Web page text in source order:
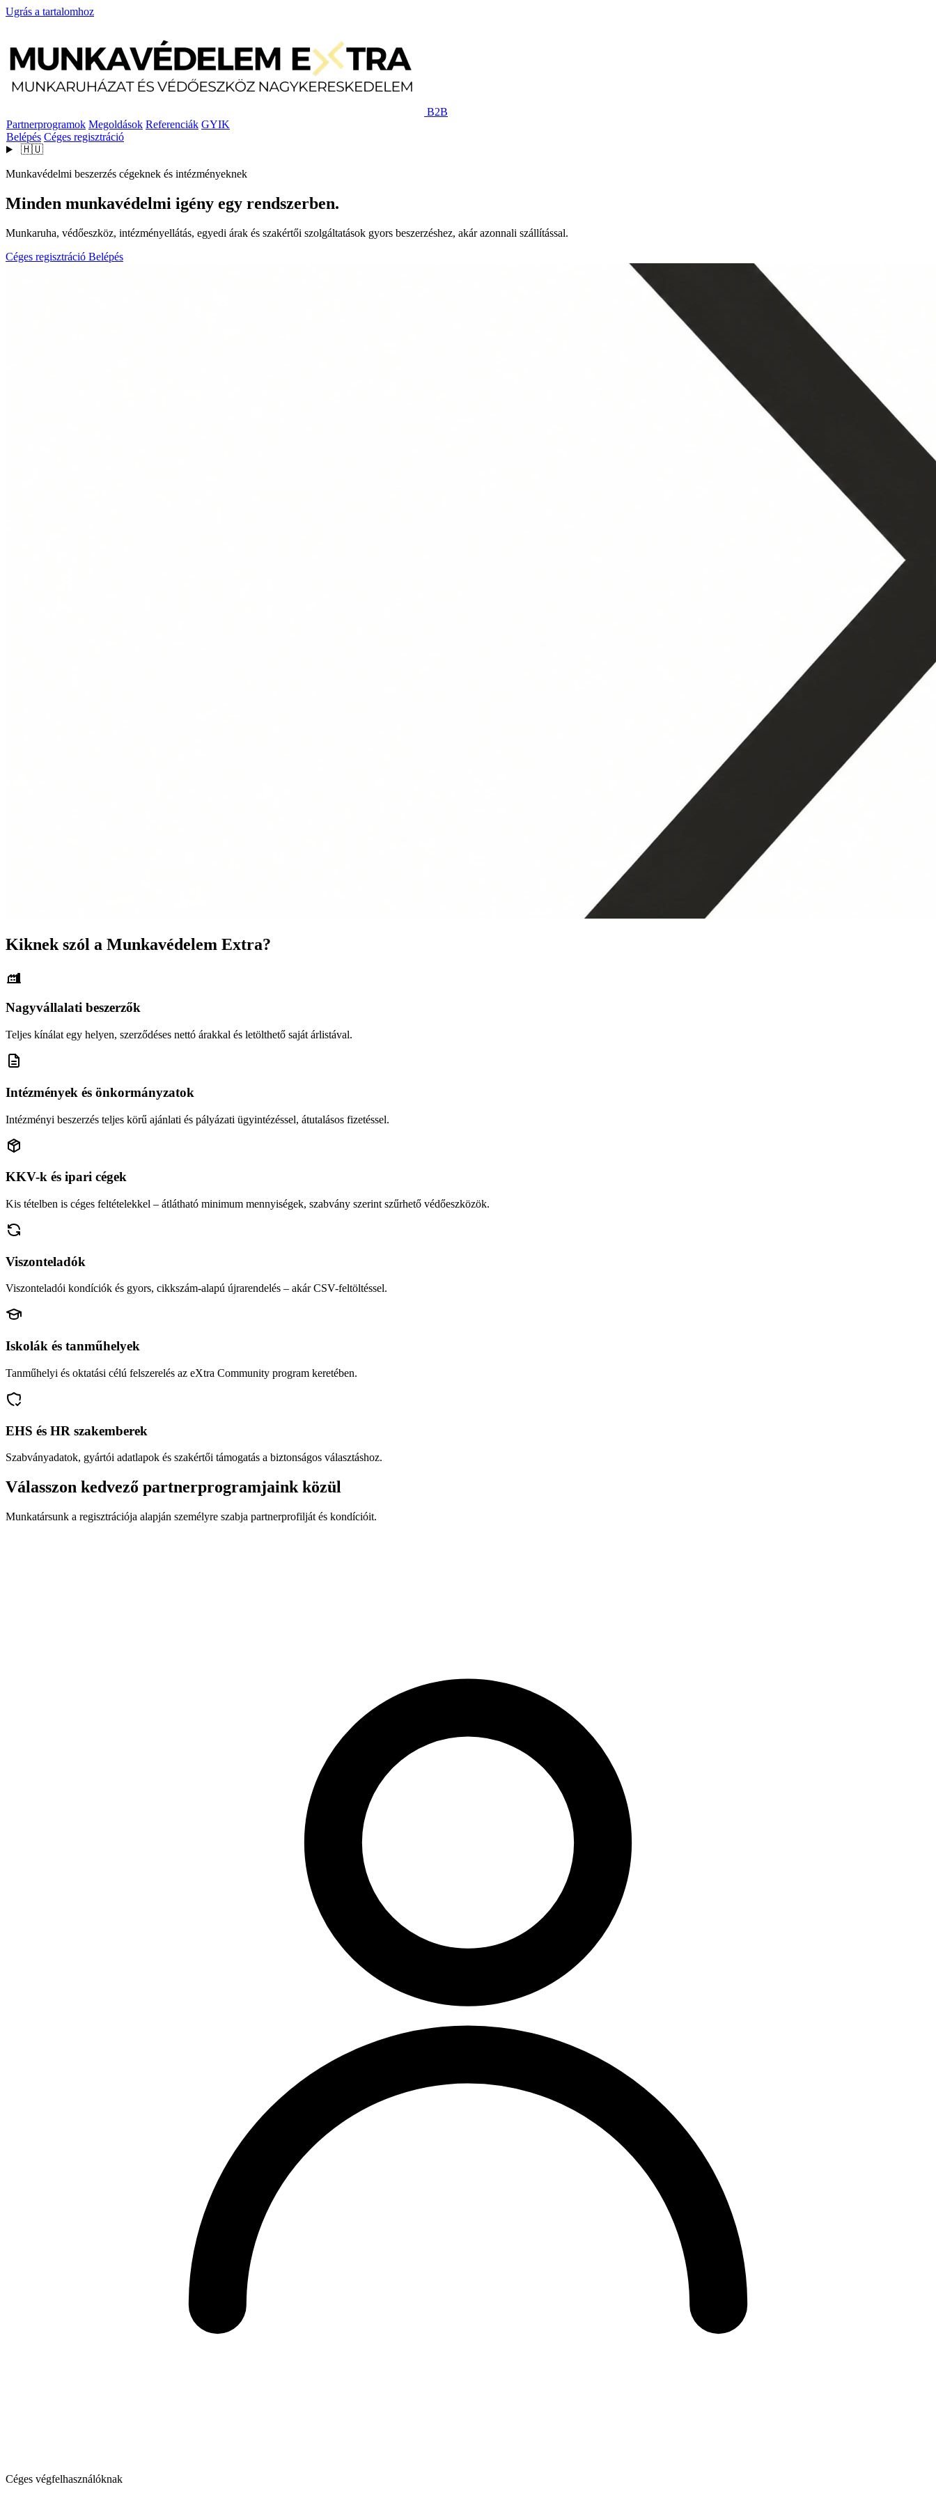
Ugrás a tartalomhoz
B2B
Partnerprogramok Megoldások Referenciák GYIK
Belépés Céges regisztráció
🇭🇺
Munkavédelmi beszerzés cégeknek és intézményeknek
Minden munkavédelmi igény egy rendszerben.
Munkaruha, védőeszköz, intézményellátás, egyedi árak és szakértői szolgáltatások gyors beszerzéshez, akár azonnali szállítással.
Céges regisztráció Belépés
Kiknek szól a Munkavédelem Extra?
Nagyvállalati beszerzők
Teljes kínálat egy helyen, szerződéses nettó árakkal és letölthető saját árlistával.
Intézmények és önkormányzatok
Intézményi beszerzés teljes körű ajánlati és pályázati ügyintézéssel, átutalásos fizetéssel.
KKV-k és ipari cégek
Kis tételben is céges feltételekkel – átlátható minimum mennyiségek, szabvány szerint szűrhető védőeszközök.
Viszonteladók
Viszonteladói kondíciók és gyors, cikkszám-alapú újrarendelés – akár CSV-feltöltéssel.
Iskolák és tanműhelyek
Tanműhelyi és oktatási célú felszerelés az eXtra Community program keretében.
EHS és HR szakemberek
Szabványadatok, gyártói adatlapok és szakértői támogatás a biztonságos választáshoz.
Válasszon kedvező partnerprogramjaink közül
Munkatársunk a regisztrációja alapján személyre szabja partnerprofilját és kondícióit.
Céges végfelhasználóknak